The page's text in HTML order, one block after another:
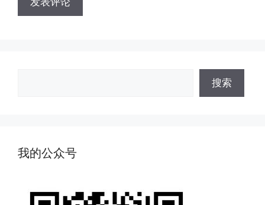
搜索
我的公众号